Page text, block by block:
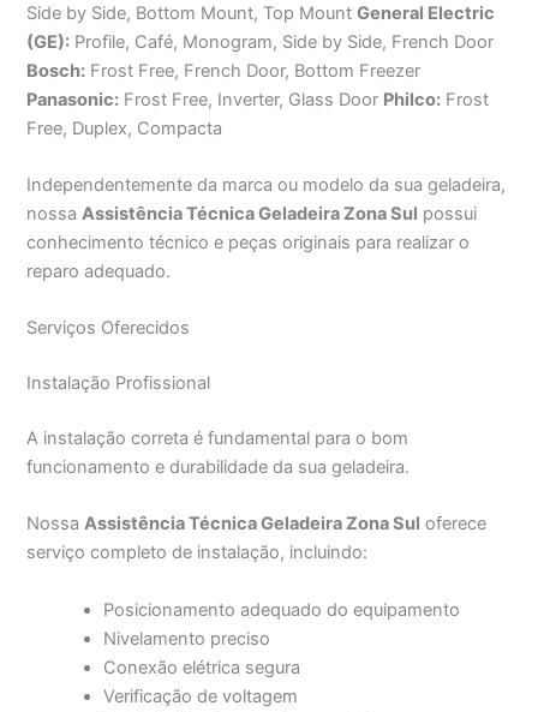
Side by Side, Bottom Mount, Top MountGeneral Electric
(GE): Profile, Café, Monogram, Side by Side, French Door
Bosch: Frost Free, French Door, Bottom Freezer
Panasonic: Frost Free, Inverter, Glass Door Philco: Frost
Free, Duplex, Compacta
Independentemente da marca ou modelo da sua geladeira,
nossaAssistência Técnica Geladeira Zona Sul possui
conhecimento técnico e peças originais para realizar o
reparo adequado.
Serviços Oferecidos
Instalação Profissional
A instalação correta é fundamental para o bom
funcionamento e durabilidade da sua geladeira.
NossaAssistência Técnica Geladeira Zona Sul oferece
serviço completo de instalação, incluindo:
Posicionamento adequado do equipamento
Nivelamento preciso
Conexão elétrica segura
Verificação de voltagem